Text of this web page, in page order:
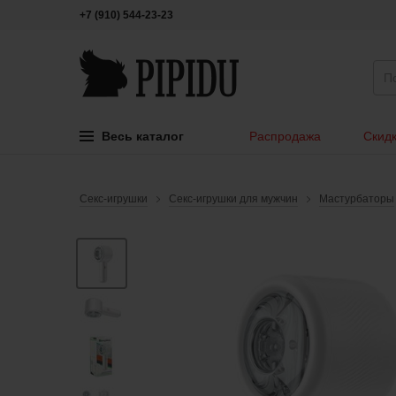
+7 (910) 544-23-23
Весь каталог Распродажа
Секс-игрушки Секс-игрушки для мужчин Мастурбаторы